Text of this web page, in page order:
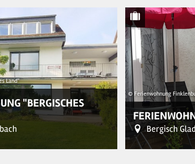
Land"
"BERGISCHES
© Ferienwohnung
Bergisch